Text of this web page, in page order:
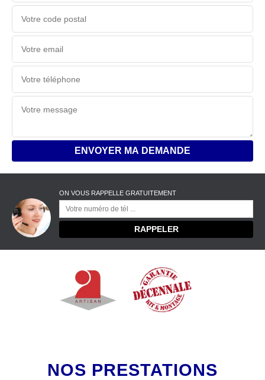
ON VOUS RAPPELLE GRATUITEMENT
NOS PRESTATIONS